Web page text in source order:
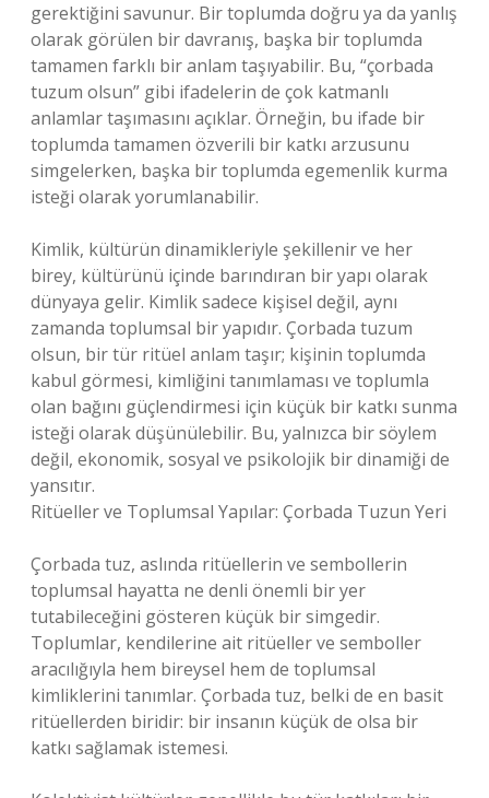
gerektiğini savunur. Bir toplumda doğru ya da yanlış
olarak görülen bir davranış, başka bir toplumda
tamamen farklı bir anlam taşıyabilir. Bu, “çorbada
tuzum olsun” gibi ifadelerin de çok katmanlı
anlamlar taşımasını açıklar. Örneğin, bu ifade bir
toplumda tamamen özverili bir katkı arzusunu
simgelerken, başka bir toplumda egemenlik kurma
isteği olarak yorumlanabilir.
Kimlik, kültürün dinamikleriyle şekillenir ve her
birey, kültürünü içinde barındıran bir yapı olarak
dünyaya gelir. Kimlik sadece kişisel değil, aynı
zamanda toplumsal bir yapıdır. Çorbada tuzum
olsun, bir tür ritüel anlam taşır; kişinin toplumda
kabul görmesi, kimliğini tanımlaması ve toplumla
olan bağını güçlendirmesi için küçük bir katkı sunma
isteği olarak düşünülebilir. Bu, yalnızca bir söylem
değil, ekonomik, sosyal ve psikolojik bir dinamiği de
yansıtır.
Ritüeller ve Toplumsal Yapılar: Çorbada Tuzun Yeri
Çorbada tuz, aslında ritüellerin ve sembollerin
toplumsal hayatta ne denli önemli bir yer
tutabileceğini gösteren küçük bir simgedir.
Toplumlar, kendilerine ait ritüeller ve semboller
aracılığıyla hem bireysel hem de toplumsal
kimliklerini tanımlar. Çorbada tuz, belki de en basit
ritüellerden biridir: bir insanın küçük de olsa bir
katkı sağlamak istemesi.